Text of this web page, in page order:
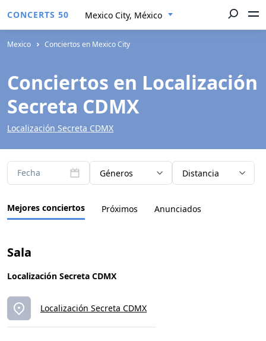
CONCERTS 50 Mexico City, México
Mexico Conciertos en Mexico City
Conciertos en Localización
Secreta CDMX
Localización Secreta CDMX
Fecha Géneros Distancia
Mejores conciertos Próximos Anunciados
Sala
Localización Secreta CDMX
Localización Secreta CDMX